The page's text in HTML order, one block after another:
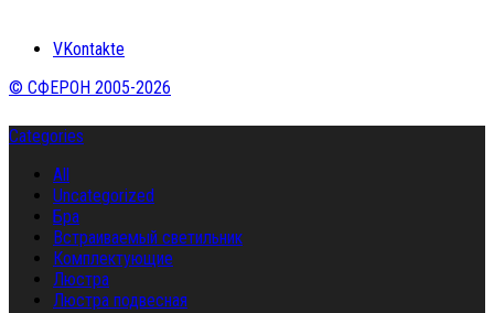
VKontakte
© СФЕРОН 2005-2026
Categories
All
Uncategorized
Бра
Встраиваемый светильник
Комплектующие
Люстра
Люстра подвесная